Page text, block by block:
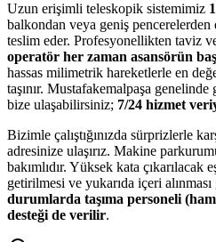
Uzun erişimli teleskopik sistemimiz
balkondan veya geniş pencerelerden
teslim eder. Profesyonellikten taviz
operatör her zaman asansörün
hassas milimetrik hareketlerle en
taşınır. Mustafakemalpaşa
bize ulaşabilirsiniz; 7/24 hizmet
Bizimle çalıştığınızda sürprizlerle
adresinize ulaşırız. Makine
bakımlıdır. Yüksek kata çıkarılacak
getirilmesi ve yukarıda içeri
durumlarda taşıma personeli
desteği de verilir.